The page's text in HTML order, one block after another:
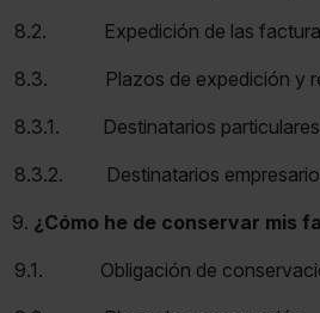
8.2. Expedición de las
8.3. Plazos de expedición y
8.3.1. Destinatarios particulares
8.3.2. Destinatarios
¿Cómo he de conservar mis
9.1. Obligación de